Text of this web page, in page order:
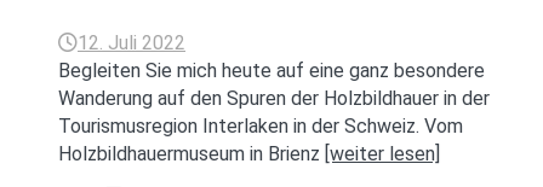
12. Juli 2022
Begleiten Sie mich heute auf eine ganz besondere
Wanderung auf den Spuren der Holzbildhauer in der
Tourismusregion Interlaken in der Schweiz. Vom
Holzbildhauermuseum in Brienz [weiter lesen]